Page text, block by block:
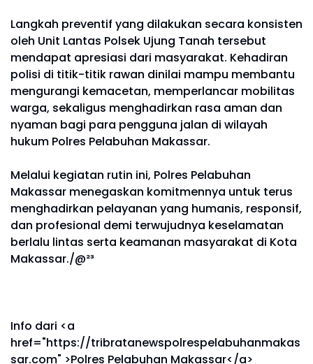
Langkah preventif yang dilakukan secara konsisten
oleh Unit Lantas Polsek Ujung Tanah tersebut
mendapat apresiasi dari masyarakat. Kehadiran
polisi di titik-titik rawan dinilai mampu membantu
mengurangi kemacetan, memperlancar mobilitas
warga, sekaligus menghadirkan rasa aman dan
nyaman bagi para pengguna jalan di wilayah
hukum Polres Pelabuhan Makassar.
Melalui kegiatan rutin ini, Polres Pelabuhan
Makassar menegaskan komitmennya untuk terus
menghadirkan pelayanan yang humanis, responsif,
dan profesional demi terwujudnya keselamatan
berlalu lintas serta keamanan masyarakat di Kota
Makassar./@²³
Info dari <a
href="https://tribratanewspolrespelabuhanmakas
sar.com" >Polres Pelabuhan Makassar</a>